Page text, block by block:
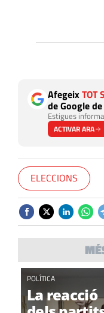
AfegeixTOT
de Google
Estigues
ACTIVAR ARA
ELECCIONS
POLÍTICA
La reacció